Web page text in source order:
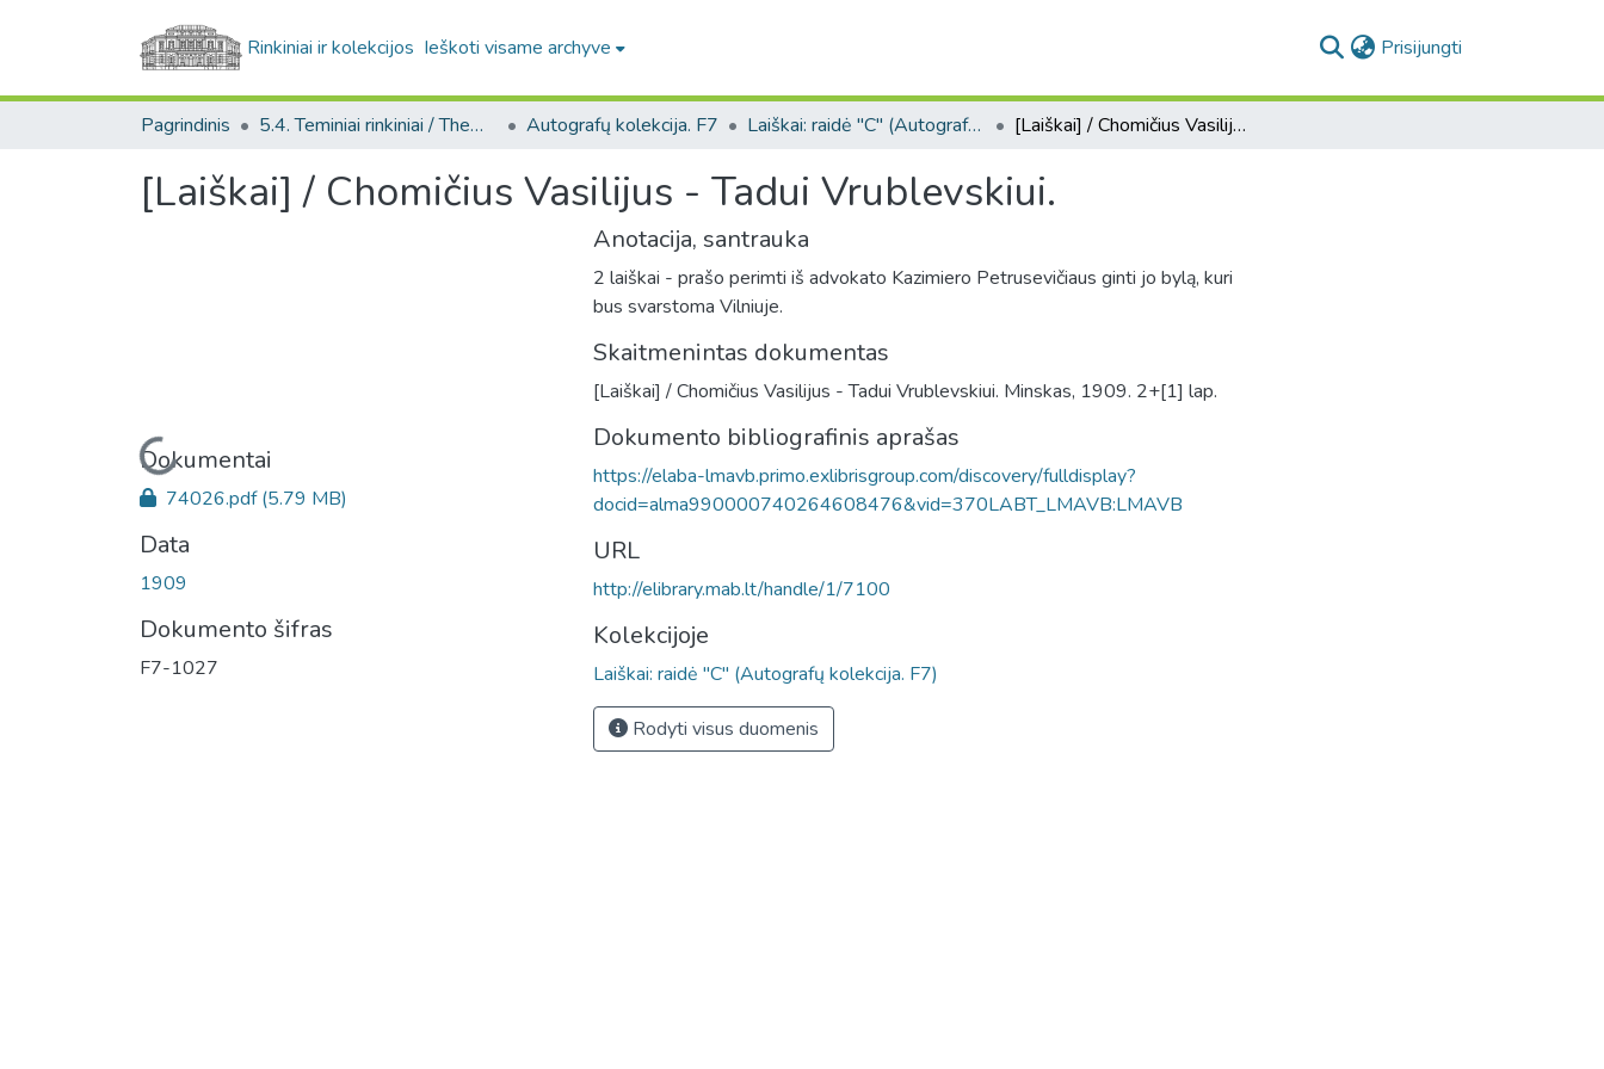
Rinkiniai ir kolekcijos Ieškoti visame archyve Prisijungti
Pagrindinis 5.4. Teminiai rinkiniai / Thematic collections Autografų kolekcija. F7 Laiškai: raidė "C" (Autografų kolekcija. F7) [Laiškai] / Chomičius Vasilijus - Tadui Vrublevskiui.
[Laiškai] / Chomičius Vasilijus - Tadui Vrublevskiui.
Įkeliama...
Dokumentai
74026.pdf(5.79 MB)
Data
1909
Dokumento šifras
F7-1027
Anotacija, santrauka
2 laiškai - prašo perimti iš advokato Kazimiero Petrusevičiaus ginti jo bylą, kuri
bus svarstoma Vilniuje.
Skaitmenintas dokumentas
[Laiškai] / Chomičius Vasilijus - Tadui Vrublevskiui. Minskas, 1909. 2+[1] lap.
Dokumento bibliografinis aprašas
https://elaba-lmavb.primo.exlibrisgroup.com/discovery/fulldisplay?
docid=alma990000740264608476&vid=370LABT_LMAVB:LMAVB
URL
http://elibrary.mab.lt/handle/1/7100
Kolekcijoje
Laiškai: raidė "C" (Autografų kolekcija. F7)
Rodyti visus duomenis